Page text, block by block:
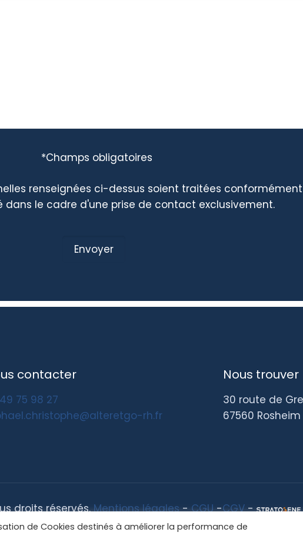
*Champs obligatoires
renseignées ci-dessus soient traitées
dans le cadre d'une prise de contact exclusivement.
contacter
75 98 27
rh.fr
Nous trouver
30 route de
67560 Rosheim
droits réservés.Mentions légales-CGU-CGV-
de Cookies destinés à améliorer la performance de